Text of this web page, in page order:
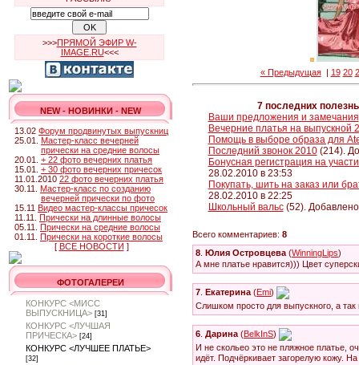
>>>ПРЯМОЙ ЭФИР W-
IMAGE.RU<<<
NEW - НОВИНКИ - NEW
13.02 Форум продвинутых выпускниц
25.01. Мастер-класс вечерней
прически на средние волосы
20.01. + 22 фото вечерних платья
15.01. + 30 фото вечерних причесок
11.01.2010 22 фото вечерних платья
30.11. Мастер-класс по созданию
вечерней прически по фото
15.11 Видео мастер-классы причесок
11.11. Прически на длинные волосы
05.11. Прически на средние волосы
01.11. Прически на короткие волосы
[ ВСЕ НОВОСТИ ]
ФОТОГАЛЕРЕИ
КОНКУРС <МИСС
ВЫПУСКНИЦА> [31]
КОНКУРС <ЛУЧШАЯ
ПРИЧЕСКА> [24]
КОНКУРС <ЛУЧШЕЕ ПЛАТЬЕ>
[32]
« Предыдущая| 19 20
7 последних
Ваши предложения и замечания
Вечерние платья на выпускной
Помощь в выборе образа для
Последний звонок 2010(214).
Бонусная регистрация на
28.02.2010 в 23:53
Покупать, шить на заказ или
28.02.2010 в 22:25
Школьный вальс(52).
Всего комментариев: 8
8
Юлия Островцева (WinningLips)
А мне платье нравится))) Цвет
7 Екатерина (Emi)
Слишком просто для выпускного, а так
6 Дарина (BelkInS)
И не скольео это не пляжное платье,
идёт. Подчёркивает загорелую кожу.